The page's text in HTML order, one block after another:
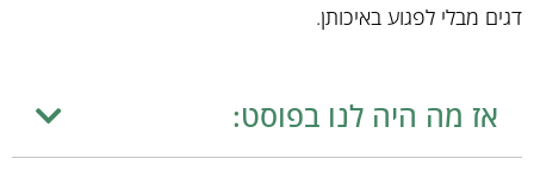
דגים מבלי לפגוע באיכותן.
אז מה היה לנו בפוסט: